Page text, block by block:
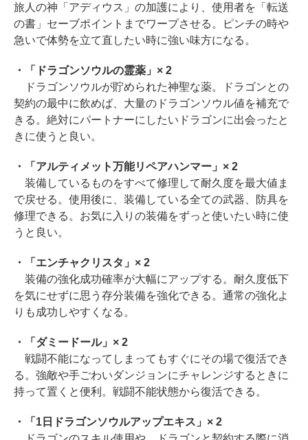
旅人の神「アディウス」の加護により、使用者を「転送
の書」セーブポイントまでワープさせる。ピンチの時や
急いで体勢を立て直したい時に強い味方になる。
・「ドラゴンソウルの霊薬」× 2
ドラゴンソウルが貯められた神聖な薬。ドラゴンとの
契約の最中に飲めば、大量のドラゴンソウル値を補充で
きる。絶対にパートナーにしたいドラゴンに出会ったと
きに使うと良い。
・「アルティメット万能リペアハンマー」× 2
装備しているものをすべて修理して耐久度を最大値ま
で戻せる。使用後に、装備している全ての武器、防具を
修理できる。お気に入りの装備をずっと使いたい時に使
うと良い。
・「エンチャクリスタ」× 2
装備の強化成功確率が大幅にアップする。耐久度低下
を気にせずに思う存分装備を強化できる。通常の強化よ
りも成功しやすくなる。
・「ダミードール」× 2
戦闘不能になってしまってもすぐにその場で復活でき
る。強敵や手ごわいダンジョンにチャレンジするときに
持って置くと便利。戦闘不能状態から復活できる。
・「1日ドラゴンソウルアップエキス」× 2